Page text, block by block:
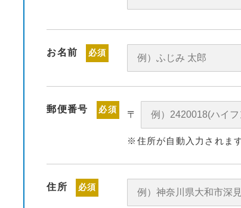
お名前 必須
郵便番号 必須 〒
※住所が自動入力されま
住所 必須